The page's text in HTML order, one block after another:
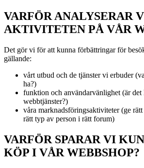
VARFÖR ANALYSERAR
AKTIVITETEN PÅ VÅR
Det gör vi för att kunna förbättringar för
gällande:
vårt utbud och de tjänster vi erbuder
ha?)
funktion och användarvänlighet (är det
webbtjänster?)
våra marknadsföringsaktiviteter (ge
rätt typ av person i rätt forum)
VARFÖR SPARAR VI
KÖP I VÅR WEBBSHOP?